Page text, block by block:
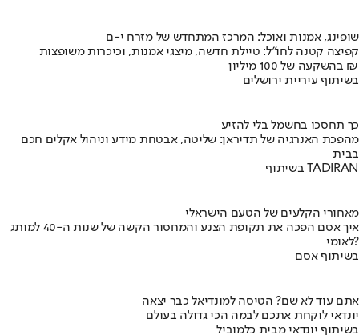
שופינג, אמנות ואוכל: המרכז המתחדש של מזרח י-ם
קפיצה קטנה לחו"ל: טיילת חדשה, מיצגי אמנות, וכיכרות משופצות
בהשקעה של 100 מיליון ₪
בשיתוף עיריית ירושלים
כך תחסכו בחשמל בלי להזיע
מהפכת האנרגיה של תדיראן: שליטה, אבטחת מידע וניהול אקלים חכם
בבית
בשיתוף TADIRAN
מאחורי הקלעים של הטעם הישראלי
איך אסם הפכה את תקופת הצנע והמחסור הקשה של שנות ה-40 למותג
לאומי?
בשיתוף אסם
אתם עוד לא שם? הטיסה למונדיאל כבר יצאה
יונדאי לוקחת אתכם לבמה הכי גדולה בעולם
בשיתוף יונדאי מבית כלמוביל